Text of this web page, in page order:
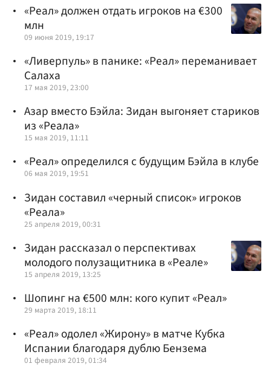
«Реал» должен отдать игроков на €300
млн
09 июня 2019, 19:17
«Ливерпуль» в панике: «Реал» переманивает
Салаха
17 мая 2019, 23:00
Азар вместо Бэйла: Зидан выгоняет стариков
из «Реала»
15 мая 2019, 11:11
«Реал» определился с будущим Бэйла в клубе
06 мая 2019, 19:51
Зидан составил «черный список» игроков
«Реала»
25 апреля 2019, 00:31
Зидан рассказал о перспективах
молодого полузащитника в «Реале»
15 апреля 2019, 13:25
Шопинг на €500 млн: кого купит «Реал»
29 марта 2019, 18:11
«Реал» одолел «Жирону» в матче Кубка
Испании благодаря дублю Бензема
01 февраля 2019, 01:34